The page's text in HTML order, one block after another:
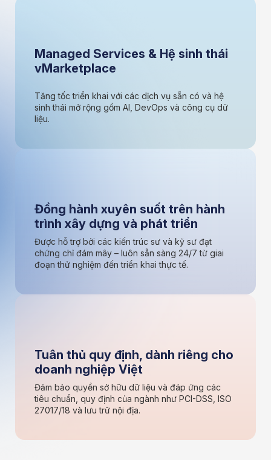
Managed Services & Hệ sinh thái
vMarketplace
Tăng tốc triển khai với các dịch vụ sẵn có và hệ
sinh thái mở rộng gồm AI, DevOps và công cụ dữ
liệu.
Đồng hành xuyên suốt trên hành
trình xây dựng và phát triển
Được hỗ trợ bởi các kiến trúc sư và kỹ sư đạt
chứng chỉ đám mây – luôn sẵn sàng 24/7 từ giai
đoạn thử nghiệm đến triển khai thực tế.
Tuân thủ quy định, dành riêng cho
doanh nghiệp Việt
Đảm bảo quyền sở hữu dữ liệu và đáp ứng các
tiêu chuẩn, quy định của ngành như PCI-DSS, ISO
27017/18 và lưu trữ nội địa.